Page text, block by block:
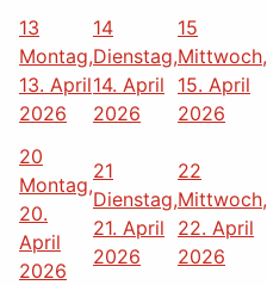
13
Montag,
13. April
2026
14
Dienstag,
14. April
2026
15
Mittwoch,
15. April
2026
20
Montag,
20.
April
2026
21
Dienstag,
21. April
2026
22
Mittwoch,
22. April
2026